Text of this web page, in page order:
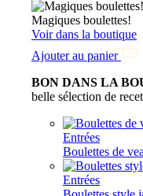
Magiques boulettes!
Voir dans la boutique
Ajouter au panier
BON DANS LA
belle sélection de
Entrées
Boulettes de
Entrées